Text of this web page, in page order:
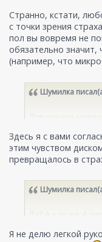
т.п.)
Странно, кстати,
с точки зрения
пол вы вовремя не
обязательно
(например, что
Шумилка
понимания нет,
проблематично.
Здесь я с вами
этим чувством
превращалось в
Шумилка
Я не делю легкой